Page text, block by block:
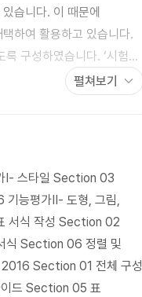
습니다. 이 때문에
하여 활용하고 있습니다.
구성하였습니다. ‘시험
대비하여 다양한 문제를 풀
록 하였습니다.
펼쳐보기
Ⅰ- 스타일 Section 03
능평가Ⅱ- 도형, 그림,
서식 작성 Section 02
식 Section 06 정렬 및
Section 01 전체 구성
드 Section 05 표